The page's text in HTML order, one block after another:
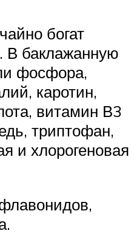
богат
В баклажанную
фосфора,
каротин,
витамин В3
триптофан,
и хлорогеновая